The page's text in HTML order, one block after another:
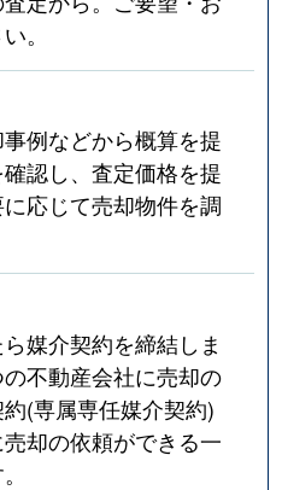
。
例などから概算を提
認し、査定価格を提
応じて売却物件を調
媒介契約を締結しま
不動産会社に売却の
(専属専任媒介契約)
却の依頼ができる一